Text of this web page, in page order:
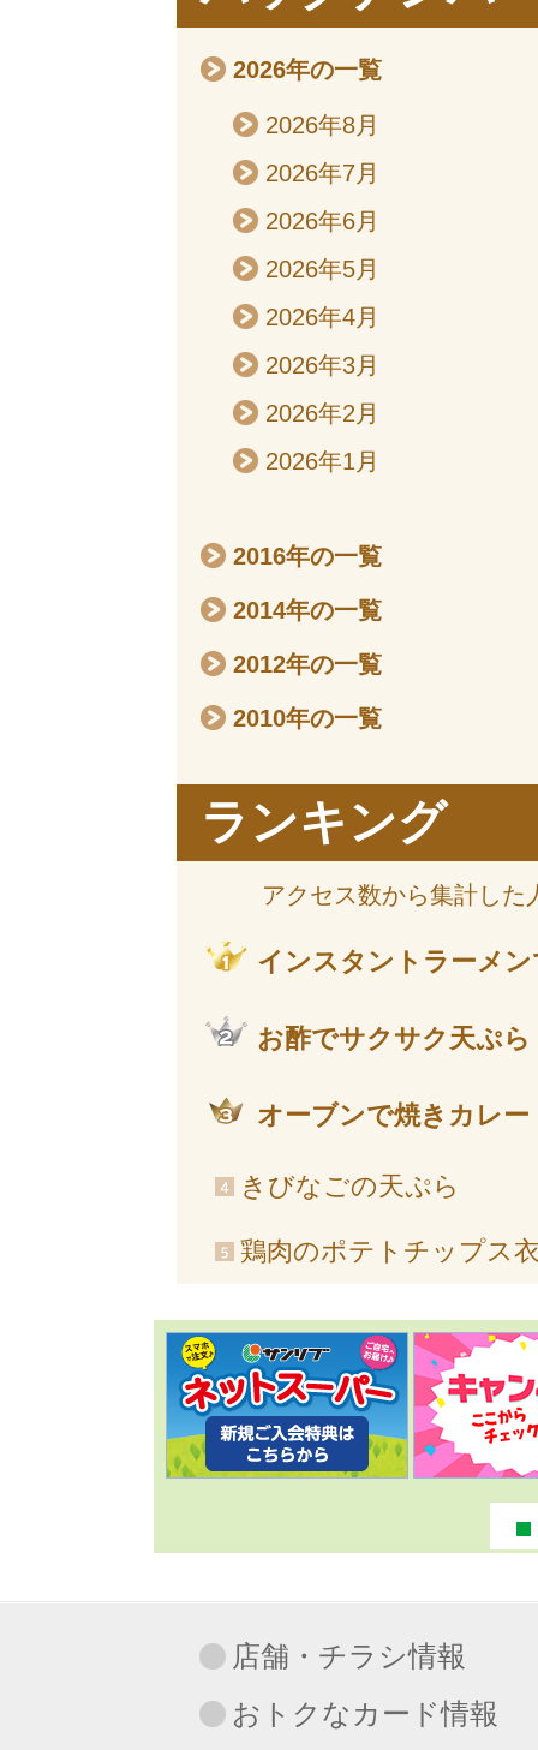
2026年の一覧
2026年8月
2026年7月
2026年6月
2026年5月
2026年4月
2026年3月
2026年2月
2026年1月
2016年の一覧
2014年の一覧
2012年の一覧
2010年の一覧
ランキング
アクセス数から集計した
インスタントラーメ
お酢でサクサク天ぷら
オーブンで焼きカレー
きびなごの天ぷら
鶏肉のポテトチップス
店舗・チラシ情報
おトクなカード情報